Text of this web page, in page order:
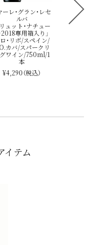
ーレ・グラン・レセ
ルバ
ュット・ナチュー
2018専用箱入り」
・リボ/スペイン/
カバ/スパークリ
ワイン/750ml/1
本
¥4,290（税込）
イテム